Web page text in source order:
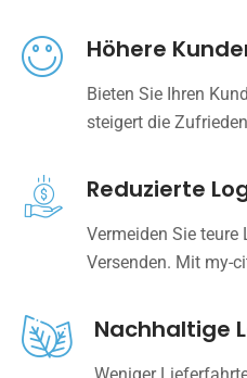
Höhere
Bieten Sie Ihren
steigert die
Reduzierte
Vermeiden Sie
Versenden. Mit my-
Nachhaltige